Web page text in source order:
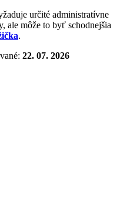
určité administratívne
ale môže to byť schodnejšia
.
22. 07. 2026